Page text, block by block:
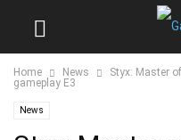
Home News
Styx: Master
gameplay E3
News